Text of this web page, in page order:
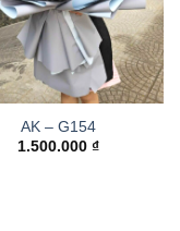
AK – G154
1.500.000 ₫